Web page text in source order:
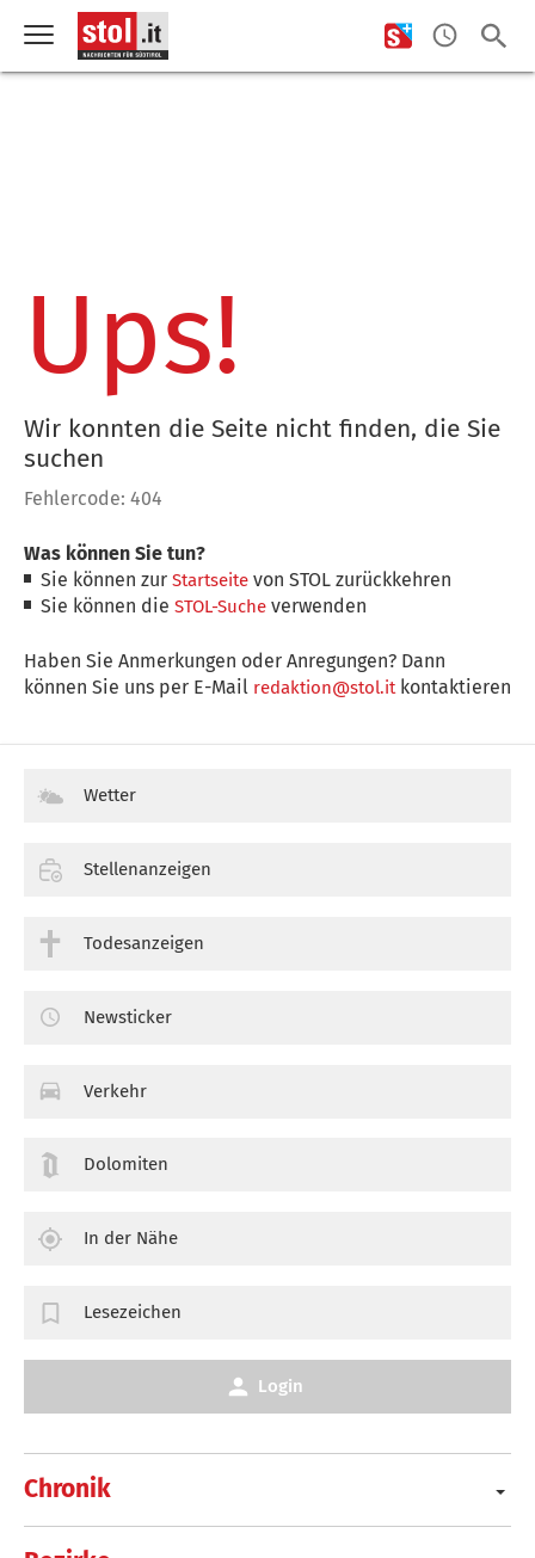
Ups!
Wir konnten die Seite nicht finden, die Sie
suchen
Fehlercode: 404
Was können Sie tun?
Sie können zurStartseite von STOL zurückkehren
Sie können dieSTOL-Suche verwenden
Haben Sie Anmerkungen oder Anregungen? Dann
können Sie uns per E-Mail redaktion@stol.itkontaktieren
Chronik
Wetter
Stellenanzeigen
Todesanzeigen
Newsticker
Verkehr
Dolomiten
In der Nähe
Lesezeichen
Login